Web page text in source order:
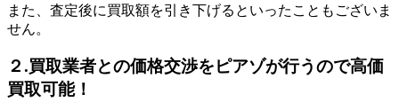
また、査定後に買取額を引き下げるといったこともございま
せん。
２.買取業者との価格交渉をピアゾが行うので高価
買取可能！